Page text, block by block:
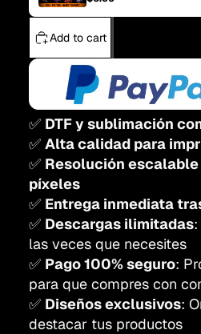
Add to cart
✅ DTF y sublimación
✅ Alta calidad para
✅ Resolución
píxeles
✅ Entrega inmediata
✅ Descargas ilimitadas
las veces que necesites
✅ Pago 100% seguro:
para que compres con
✅ Diseños exclusivos:
destacar tus productos